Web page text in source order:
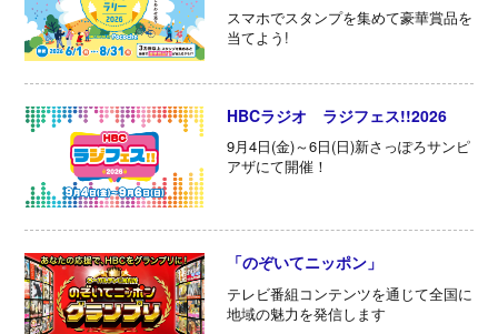
スマホでスタンプを集めて豪華賞品を
当てよう!
HBCラジオ ラジフェス!!2026
9月4日(金)～6日(日)新さっぽろサンピ
アザにて開催！
「のぞいてニッポン」
テレビ番組コンテンツを通じて全国に
地域の魅力を発信します